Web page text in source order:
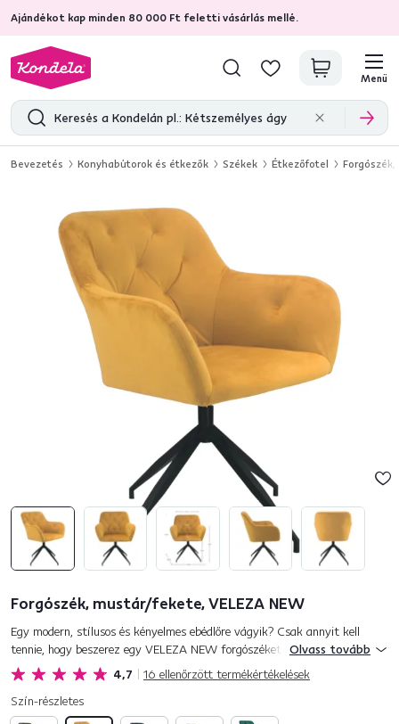
Ajándékot kap minden 80 000 Ft feletti vásárlás mellé.
4,7 31 333 ellenőrzött termékértékelések
Menü
Bevezetés Konyhabútorok és étkezők Székek Étkezőfotel
Forgószék, mustár/fekete, VELEZA NEW
4,7 16 ellenőrzött termékértékelések
Egy modern, stílusos és kényelmes ebédlőre vágyik? Csak annyit kell
tennie, hogy beszerez egy VELEZA NEW forgószéket. Üljön vissza és
élvezze a békés reggelit, egy finom ebédet vagy egy pohár...
Olvass tovább
Szín-részletes